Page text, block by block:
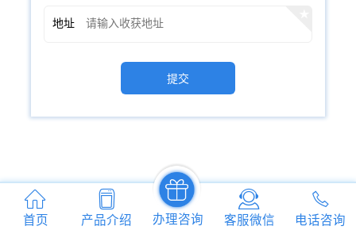
地址
提交
首页 产品介绍 办理咨询 客服微信 电话咨询